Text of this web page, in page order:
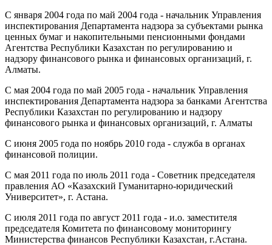
С января 2004 года по май 2004 года - начальник Управления
инспектирования Департамента надзора за субъектами рынка
ценных бумаг и накопительными пенсионными фондами
Агентства Республики Казахстан по регулированию и
надзору финансового рынка и финансовых организаций, г.
Алматы.
С мая 2004 года по май 2005 года - начальник Управления
инспектирования Департамента надзора за банками Агентства
Республики Казахстан по регулированию и надзору
финансового рынка и финансовых организаций, г. Алматы
С июня 2005 года по ноябрь 2010 года - служба в органах
финансовой полиции.
С мая 2011 года по июль 2011 года - Советник председателя
правления АО «Казахский Гуманитарно-юридический
Университет», г. Астана.
С июля 2011 года по август 2011 года - и.о. заместителя
председателя Комитета по финансовому мониторингу
Министерства финансов Республики Казахстан, г.Астана.